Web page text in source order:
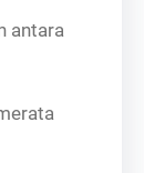
antara